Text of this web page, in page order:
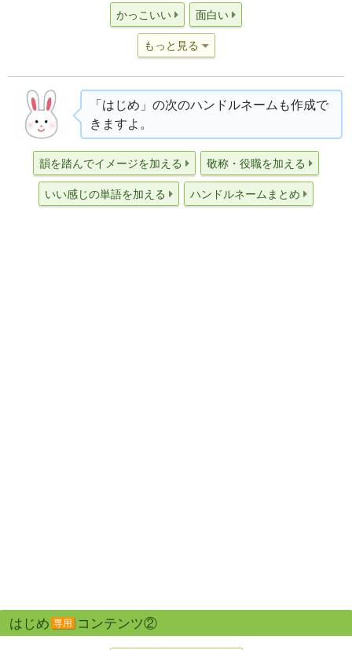
かっこいい 面白い
もっと見る
「はじめ」の次のハンドルネームも作成で
きますよ。
韻を踏んでイメージを加える 敬称・役職を加える
いい感じの単語を加える ハンドルネームまとめ
はじめ 専用 コンテンツ②